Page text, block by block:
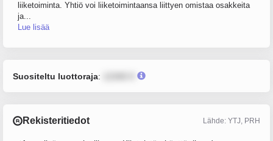
liiketoiminta. Yhtiö voi liiketoimintaansa liittyen omistaa osakkeita
ja...
Lue lisää
Suositeltu luottoraja:
Rekisteritiedot Lähde: YTJ, PRH